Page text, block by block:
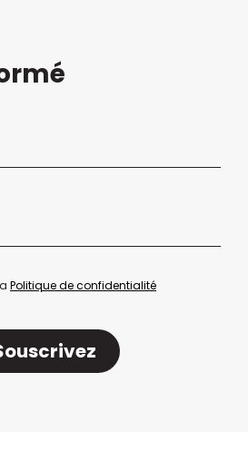
à la newsletter
Politique de confidentialité